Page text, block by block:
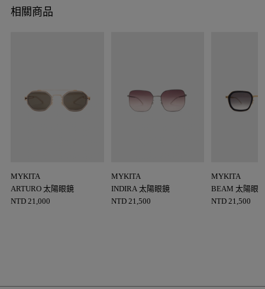
相關商品
MYKITA
ARTURO 太陽眼鏡
NTD 21,000
MYKITA
INDIRA 太陽眼鏡
NTD 21,500
MYKITA
BEAM 太陽眼
NTD 21,500